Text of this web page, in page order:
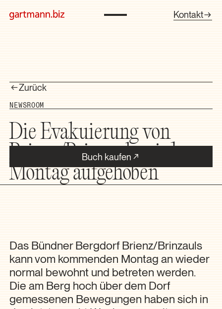
Buch kaufen
Kontakt
Zurück
NEWSROOM
Die Evakuierung von
Brienz/Brinzauls wird am
Montag aufgehoben
Das Bündner Bergdorf Brienz/Brinzauls
kann vom kommenden Montag an wieder
normal bewohnt und betreten werden.
Die am Berg hoch über dem Dorf
gemessenen Bewegungen haben sich in